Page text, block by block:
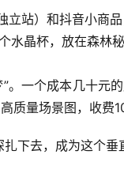
站）和抖音小商品
水晶杯，放在森林
”。一个成本几十元
质量场景图，收费
下去，成为这个垂